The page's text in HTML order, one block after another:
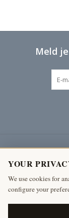
Meld
Producten
Mijn account
The Antique
YOUR
We use cookies for
configure your